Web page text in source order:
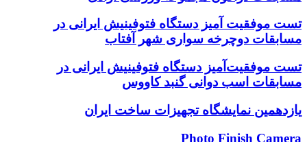
تست موفقیت آمیز دستگاه فتوفینیش ایرانی در
مسابقات دوچرخه سواری شهر آفتاب
تست موفقیت‌آمیز دستگاه فتوفینیش ایرانی در
مسابقات اسب دوانی گنبد کاووس
یازدهمین نمایشگاه تجهیزات ساخت ایران
Photo Finish Camera